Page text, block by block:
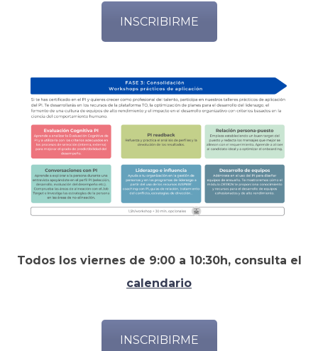
INSCRIBIRME
Todos los viernes de 9:00 a 10:30h, consulta el
calendario
INSCRIBIRME